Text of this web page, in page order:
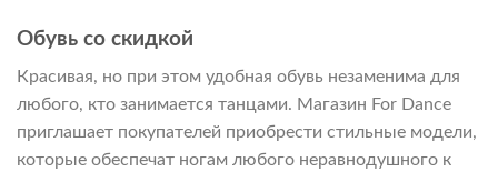
Обувь со скидкой
Красивая, но при этом удобная обувь незаменима для
любого, кто занимается танцами. Магазин For Dance
приглашает покупателей приобрести стильные модели,
которые обеспечат ногам любого неравнодушного к